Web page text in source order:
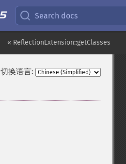
Search docs
« ReflectionExtension::getClasses
切换语言: